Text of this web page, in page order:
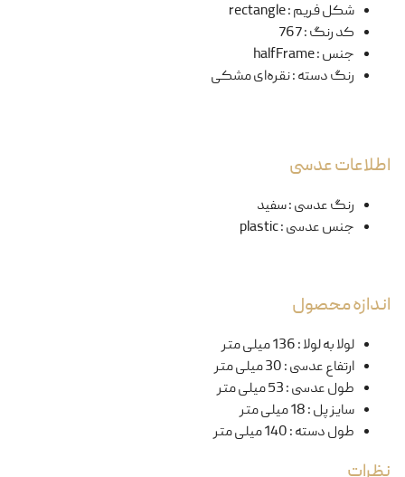
شکل فریم:
rectangle
کد رنگ:
767
جنس:
halfFrame
رنگ دسته:نقره‌ای مشکی
اطلاعات عدسی
رنگ عدسی:سفید
جنس عدسی:
plastic
اندازه محصول
لولا به لولا:136 میلی متر
ارتفاع عدسی:30 میلی متر
طول عدسی:53 میلی متر
سایز پل:18 میلی متر
طول دسته:140 میلی متر